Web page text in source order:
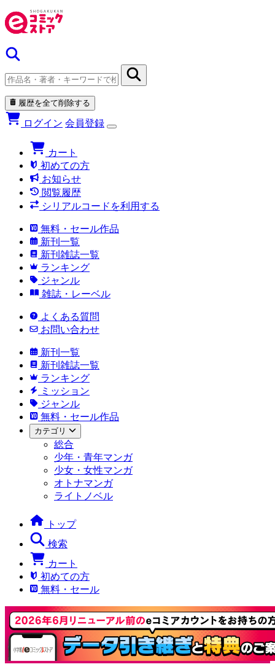
履歴を全て削除する
ログイン 会員登録
カート
初めての方
お知らせ
閲覧履歴
シリアルコードを利用する
無料・セール作品
新刊一覧
新刊雑誌一覧
ランキング
ジャンル
雑誌・レーベル
よくある質問
お問い合わせ
新刊一覧
新刊雑誌一覧
ランキング
ミッション
ジャンル
無料・セール作品
カテゴリ
総合
少年・青年マンガ
少女・女性マンガ
オトナマンガ
ライトノベル
トップ
検索
カート
初めての方
無料・セール